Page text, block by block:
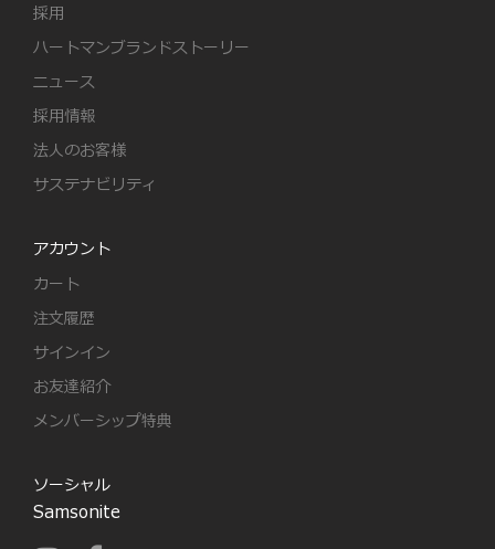
採用
ハートマンブランドストーリー
ニュース
採用情報
法人のお客様
サステナビリティ
アカウント
カート
注文履歴
サインイン
お友達紹介
メンバーシップ特典
ソーシャル
Samsonite